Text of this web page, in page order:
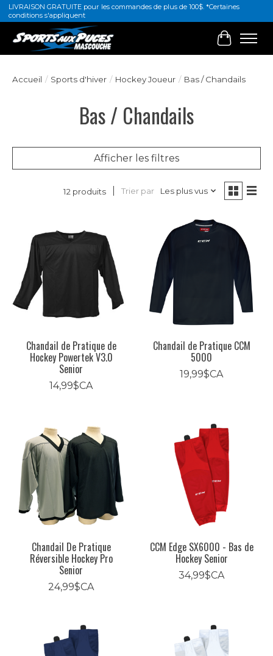
LIVRAISON GRATUITE pour les commandes de plus de 100$. *Certaines
conditions s'appliquent
Panier
Accueil / Sports d'hiver / Hockey Joueur / Bas / Chandails
Bas / Chandails
Afficher les filtres
12 produits Trier par Les plus vus
Chandail de Pratique de
Hockey Powertek V3.0
Senior
14,99$CA
Chandail de Pratique CCM
5000
19,99$CA
Chandail De Pratique
Réversible Hockey Pro
Senior
24,99$CA
CCM Edge SX6000 - Bas de
Hockey Senior
34,99$CA